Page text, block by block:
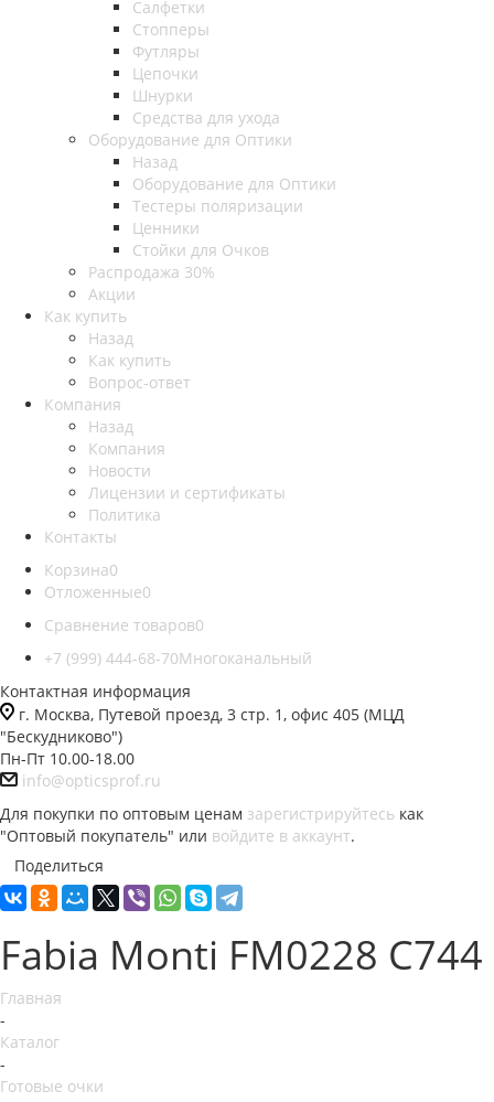
Салфетки
Стопперы
Футляры
Цепочки
Шнурки
Средства для ухода
Оборудование для Оптики
Назад
Оборудование для Оптики
Тестеры поляризации
Ценники
Стойки для Очков
Распродажа 30%
Акции
Как купить
Назад
Как купить
Вопрос-ответ
Компания
Назад
Компания
Новости
Лицензии и сертификаты
Политика
Контакты
Корзина0
Отложенные0
Сравнение товаров0
+7 (999) 444-68-70Многоканальный
Контактная информация
г. Москва, Путевой проезд, 3 стр. 1, офис 405 (МЦД
"Бескудниково")
Пн-Пт 10.00-18.00
info@opticsprof.ru
Для покупки по оптовым ценам зарегистрируйтесь как
"Оптовый покупатель" или войдите в аккаунт.
Поделиться
Fabia Monti FM0228 C744
Главная
-
Каталог
-
Готовые очки